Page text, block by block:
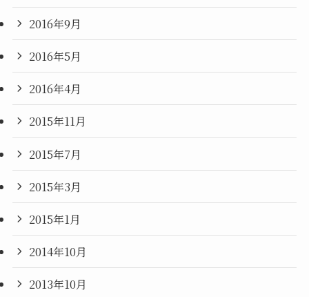
2016年9月
2016年5月
2016年4月
2015年11月
2015年7月
2015年3月
2015年1月
2014年10月
2013年10月